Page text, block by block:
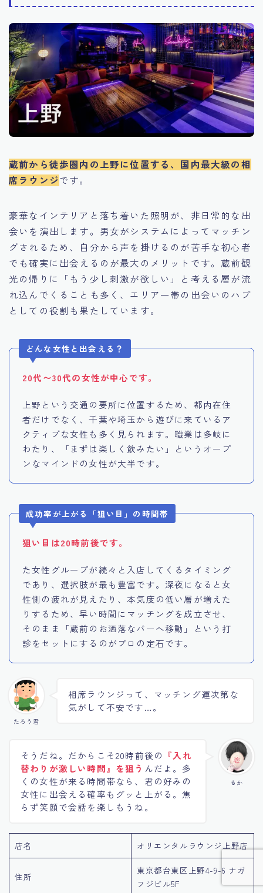
蔵前から徒歩圏内の上野に位置する、国内最大級の相
席ラウンジです。
豪華なインテリアと落ち着いた照明が、非日常的な出
会いを演出します。男女がシステムによってマッチン
グされるため、自分から声を掛けるのが苦手な初心者
でも確実に出会えるのが最大のメリットです。蔵前観
光の帰りに「もう少し刺激が欲しい」と考える層が流
れ込んでくることも多く、エリア一帯の出会いのハブ
としての役割も果たしています。
どんな女性と出会える？
20代〜30代の女性が中心です。
上野という交通の要所に位置するため、都内在住
者だけでなく、千葉や埼玉から遊びに来ているア
クティブな女性も多く見られます。職業は多岐に
わたり、「まずは楽しく飲みたい」というオープ
ンなマインドの女性が大半です。
成功率が上がる「狙い目」の時間帯
狙い目は20時前後です。
た女性グループが続々と入店してくるタイミング
であり、選択肢が最も豊富です。深夜になると女
性側の疲れが見えたり、本気度の低い層が増えた
りするため、早い時間にマッチングを成立させ、
そのまま「蔵前のお洒落なバーへ移動」という打
診をセットにするのがプロの定石です。
たろう君
相席ラウンジって、マッチング運次第な
気がして不安です…。
るか
そうだね。だからこそ20時前後の 『入れ
替わりが激しい時間』を狙う んだよ。多
くの女性が来る時間帯なら、君の好みの
女性に出会える確率もグッと上がる。焦
らず笑顔で会話を楽しもうね。
店名 オリエンタルラウンジ上野店
住所
東京都台東区上野4-9-6 ナガ
フジビル5F